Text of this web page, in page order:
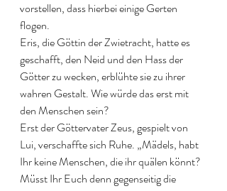
vorstellen, dass hierbei einige Gerten
flogen.
Eris, die Göttin der Zwietracht, hatte es
geschafft, den Neid und den Hass der
Götter zu wecken, erblühte sie zu ihrer
wahren Gestalt. Wie würde das erst mit
den Menschen sein?
Erst der Göttervater Zeus, gespielt von
Lui, verschaffte sich Ruhe. „Mädels, habt
Ihr keine Menschen, die ihr quälen könnt?
Müsst Ihr Euch denn gegenseitig die